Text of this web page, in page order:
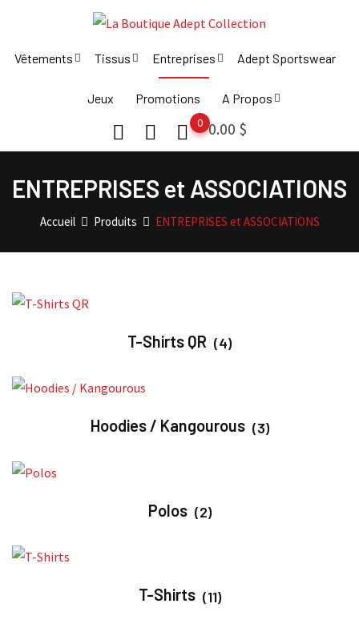
content
Vêtements Tissus Entreprises Adept Sportswear
Jeux Promotions A Propos
0.00 $
0
ENTREPRISES et ASSOCIATIONS
Accueil Produits ENTREPRISES et ASSOCIATIONS
T-Shirts QR (4)
Hoodies / Kangourous (3)
Polos (2)
T-Shirts (11)